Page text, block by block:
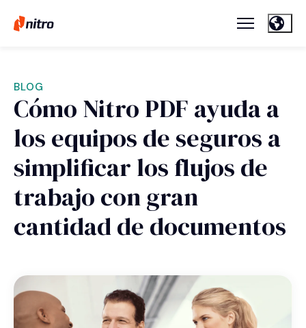
BLOG
Cómo Nitro PDF ayuda a
los equipos de seguros a
simplificar los flujos de
trabajo con gran
cantidad de documentos